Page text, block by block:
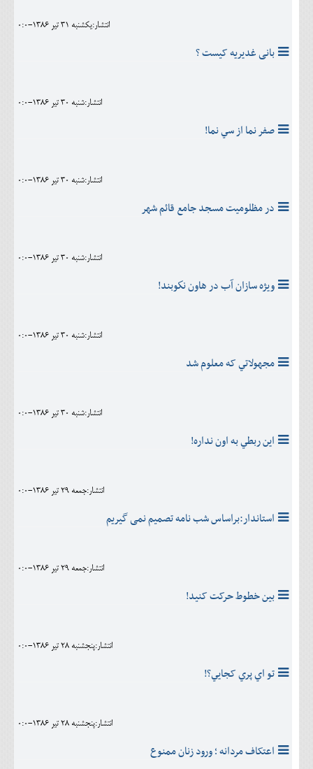
انتشار:يکشنبه 31 تير 1386-0:0
بانی غدیریه کیست ؟
انتشار:شنبه 30 تير 1386-0:0
صفر نما از سي نما!
انتشار:شنبه 30 تير 1386-0:0
در مظلوميت مسجد جامع قائم شهر
انتشار:شنبه 30 تير 1386-0:0
ويژه سازان آب در هاون نكوبند!
انتشار:شنبه 30 تير 1386-0:0
مجهولاتي که معلوم شد
انتشار:شنبه 30 تير 1386-0:0
اين ربطي به اون نداره!
انتشار:جمعه 29 تير 1386-0:0
استاندار:براساس شب نامه تصمیم نمی گیریم
انتشار:جمعه 29 تير 1386-0:0
بین خطوط حرکت کنید!
انتشار:پنجشنبه 28 تير 1386-0:0
تو اي پري کجايي؟!
انتشار:پنجشنبه 28 تير 1386-0:0
اعتکاف مردانه ؛ ورود زنان ممنوع